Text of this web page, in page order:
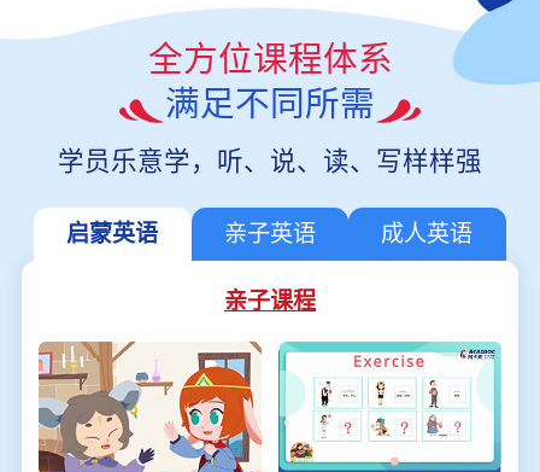
全方位课程体系
满足不同所需
学员乐意学，听、说、读、写样样强
启蒙英语 亲子英语 成人英语
亲子课程